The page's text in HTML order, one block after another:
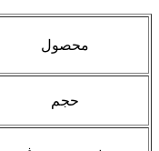
محصول
حجم